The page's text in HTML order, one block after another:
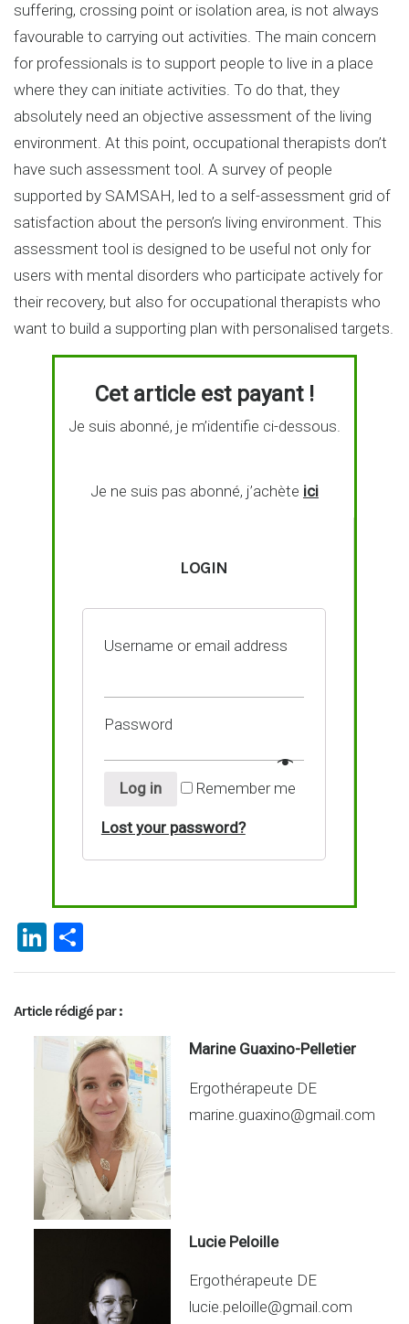
suffering, crossing point or isolation area, is not always
favourable to carrying out activities. The main concern
for professionals is to support people to live in a place
where they can initiate activities. To do that, they
absolutely need an objective assessment of the living
environment. At this point, occupational therapists don’t
have such assessment tool. A survey of people
supported by SAMSAH, led to a self-assessment grid of
satisfaction about the person’s living environment. This
assessment tool is designed to be useful not only for
users with mental disorders who participate actively for
their recovery, but also for occupational therapists who
want to build a supporting plan with personalised targets.
Cet article est payant !
Je suis abonné, je m’identifie ci-dessous.
Je ne suis pas abonné, j’achète ici
LOGIN
Username or email address
Password
Log in Remember me
Lost your password?
Li
n
ke
dI
n
ar
ta
g
er
Article rédigé par :
Marine Guaxino-Pelletier
Ergothérapeute DE
marine.guaxino@gmail.com
Lucie Peloille
Ergothérapeute DE
lucie.peloille@gmail.com